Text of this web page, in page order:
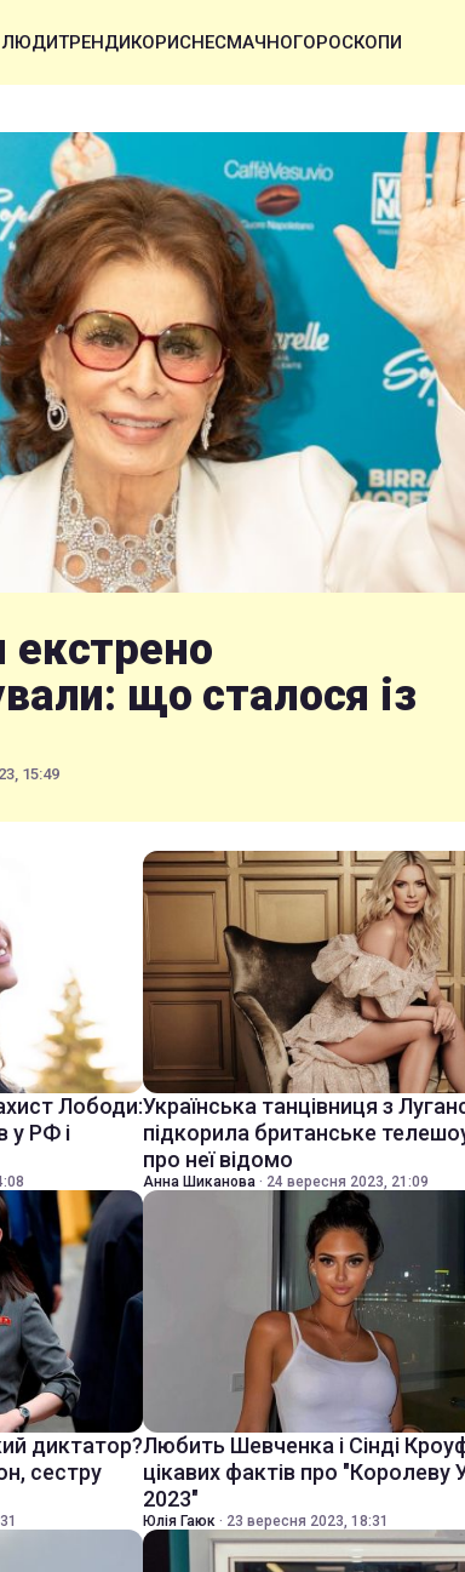
ЛЮДИТРЕНДИКОРИСНЕСМАЧНОГОРОСКОПИ
екстрено
що сталося із
15:49
Лободи:
у РФ і
Українська танцівниця з
підкорила британське
про неї відомо
Анна Шиканова · 24 вересня 2023, 21:09
диктатор?
сестру
Любить Шевченка і Сінді
цікавих фактів про "Королеву
2023"
Юлія Гаюк · 23 вересня 2023, 18:31